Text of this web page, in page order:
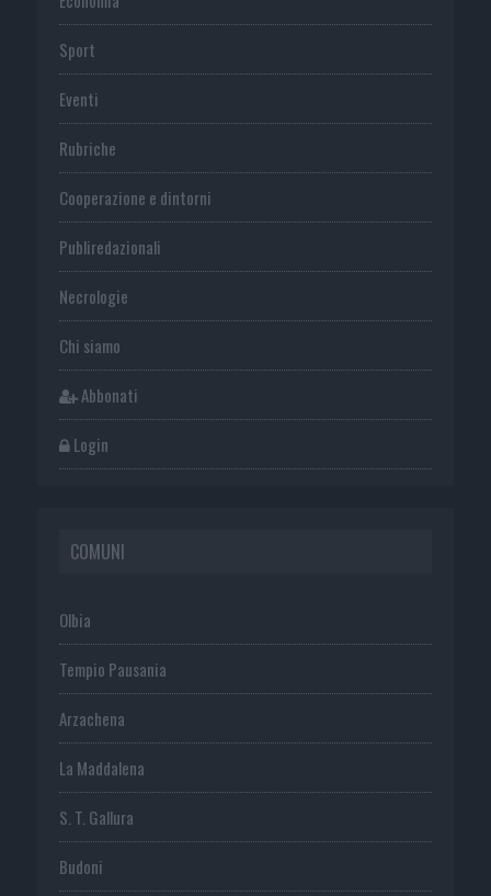
Sport
Eventi
Rubriche
Cooperazione e dintorni
Publiredazionali
Necrologie
Chi siamo
Abbonati
Login
COMUNI
Olbia
Tempio Pausania
Arzachena
La Maddalena
S. T. Gallura
Budoni